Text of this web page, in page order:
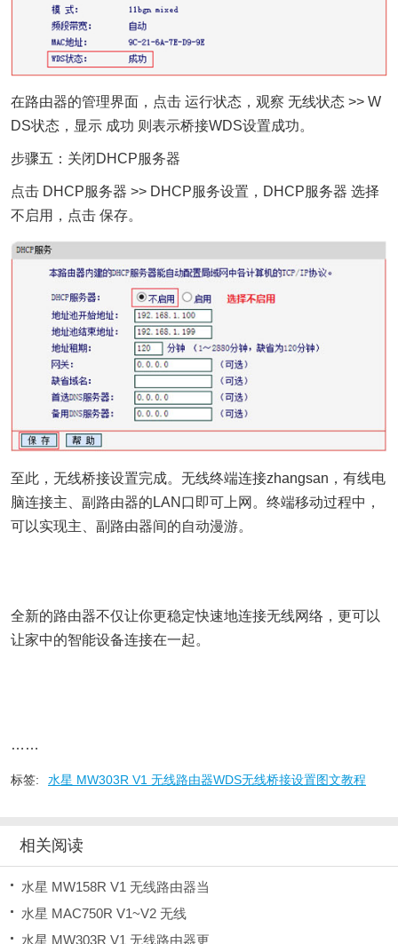
在路由器的管理界面，点击 运行状态，观察 无线状态 >> W
DS状态，显示 成功 则表示桥接WDS设置成功。
步骤五：关闭DHCP服务器
点击 DHCP服务器 >> DHCP服务设置，DHCP服务器 选择
不启用，点击 保存。
至此，无线桥接设置完成。无线终端连接zhangsan，有线电
脑连接主、副路由器的LAN口即可上网。终端移动过程中，
可以实现主、副路由器间的自动漫游。
全新的路由器不仅让你更稳定快速地连接无线网络，更可以
让家中的智能设备连接在一起。
……
标签: 水星 MW303R V1 无线路由器WDS无线桥接设置图文教程
相关阅读
水星 MW158R V1 无线路由器当
水星 MAC750R V1~V2 无线
水星 MW303R V1 无线路由器更